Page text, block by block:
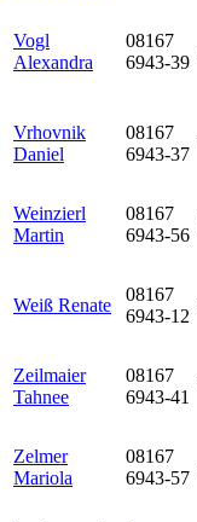
Vogl
Alexandra
08167
6943-39
Vrhovnik
Daniel
08167
6943-37
Weinzierl
Martin
08167
6943-56
Weiß Renate
08167
6943-12
Zeilmaier
Tahnee
08167
6943-41
Zelmer
Mariola
08167
6943-57